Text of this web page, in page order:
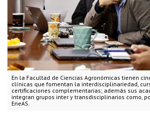
En la Facultad de Ciencias Agronómicas tienen
clínicas que fomentan la interdisciplinariedad,
certificaciones complementarias; además sus
integran grupos inter y transdisciplinarios como,
EneAS.